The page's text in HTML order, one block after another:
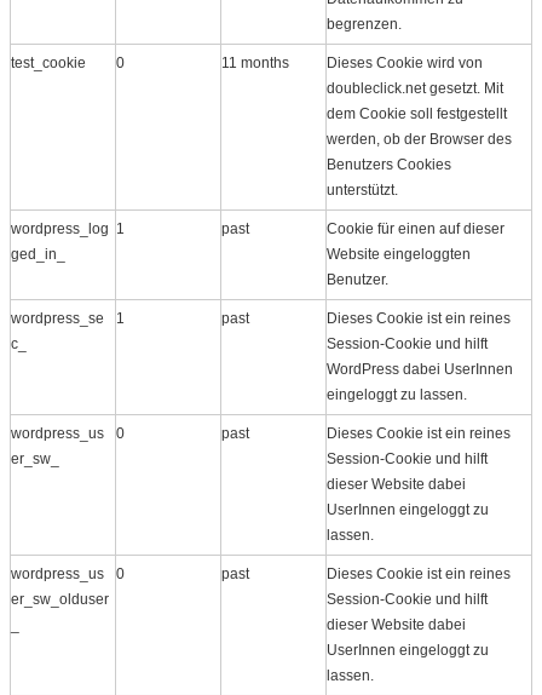
begrenzen.
test_cookie 0 11 months
Dieses Cookie wird von
doubleclick.net gesetzt. Mit
dem Cookie soll festgestellt
werden, ob der Browser des
Benutzers Cookies
unterstützt.
wordpress_log
ged_in_
1 past
Cookie für einen auf dieser
Website eingeloggten
Benutzer.
wordpress_se
c_
1 past
Dieses Cookie ist ein reines
Session-Cookie und hilft
WordPress dabei UserInnen
eingeloggt zu lassen.
wordpress_us
er_sw_
0 past
Dieses Cookie ist ein reines
Session-Cookie und hilft
dieser Website dabei
UserInnen eingeloggt zu
lassen.
wordpress_us
er_sw_olduser
0 past
Dieses Cookie ist ein reines
Session-Cookie und hilft
dieser Website dabei
UserInnen eingeloggt zu
lassen.